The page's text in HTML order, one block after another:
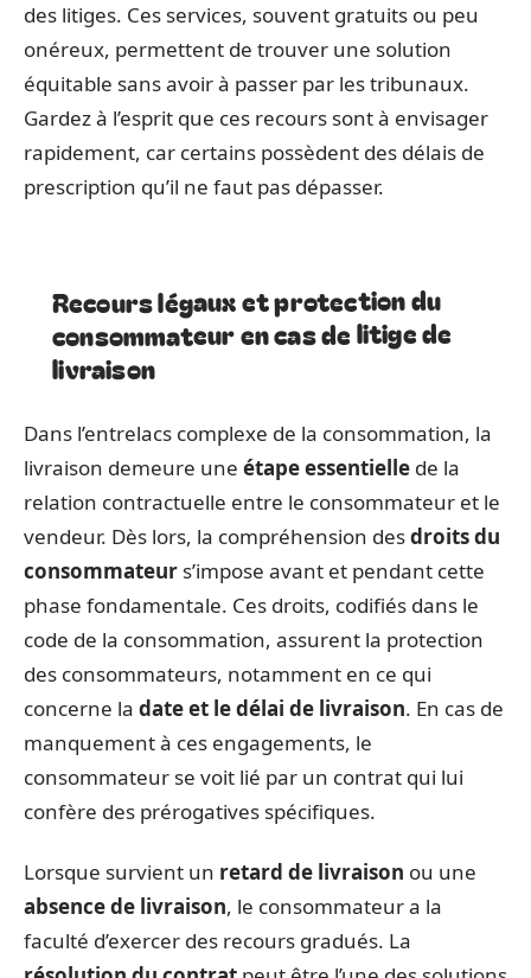
des litiges. Ces services, souvent gratuits ou peu
onéreux, permettent de trouver une solution
équitable sans avoir à passer par les tribunaux.
Gardez à l’esprit que ces recours sont à envisager
rapidement, car certains possèdent des délais de
prescription qu’il ne faut pas dépasser.
Recours légaux et protection du
consommateur en cas de litige de
livraison
Dans l’entrelacs complexe de la consommation, la
livraison demeure une étape essentielle de la
relation contractuelle entre le consommateur et le
vendeur. Dès lors, la compréhension desdroits du
consommateur s’impose avant et pendant cette
phase fondamentale. Ces droits, codifiés dans le
code de la consommation, assurent la protection
des consommateurs, notamment en ce qui
concerne la date et le délai de livraison. En cas de
manquement à ces engagements, le
consommateur se voit lié par un contrat qui lui
confère des prérogatives spécifiques.
Lorsque survient un retard de livraison ou une
absence de livraison, le consommateur a la
faculté d’exercer des recours gradués. La